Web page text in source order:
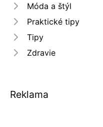
Móda a štýl
Praktické tipy
Tipy
Zdravie
Reklama